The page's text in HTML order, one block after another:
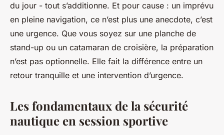
du jour - tout s’additionne. Et pour cause : un imprévu
en pleine navigation, ce n’est plus une anecdote, c’est
une urgence. Que vous soyez sur une planche de
stand-up ou un catamaran de croisière, la préparation
n’est pas optionnelle. Elle fait la différence entre un
retour tranquille et une intervention d’urgence.
Les fondamentaux de la sécurité
nautique en session sportive